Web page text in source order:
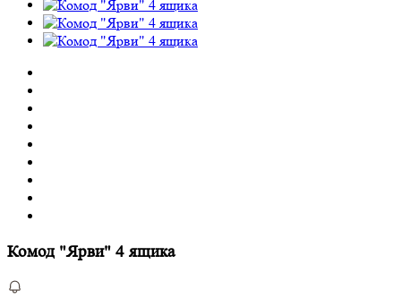
Комод "Ярви" 4 ящика